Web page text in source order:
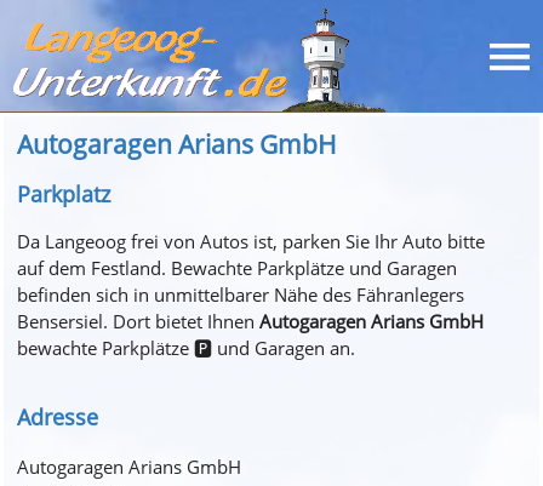
Autogaragen Arians GmbH
Parkplatz
Da Langeoog frei von Autos ist, parken Sie Ihr Auto bitte
auf dem Festland. Bewachte Parkplätze und Garagen
befinden sich in unmittelbarer Nähe des Fähranlegers
Bensersiel. Dort bietet IhnenAutogaragen Arians GmbH
bewachte Parkplätze 🅿️ und Garagen an.
Adresse
Autogaragen Arians GmbH